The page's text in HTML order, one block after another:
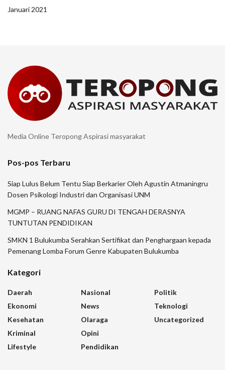
Januari 2021
Media Online Teropong Aspirasi masyarakat
Pos-pos Terbaru
Siap Lulus Belum Tentu Siap Berkarier Oleh Agustin Atmaningru
Dosen Psikologi Industri dan Organisasi UNM
MGMP – RUANG NAFAS GURU DI TENGAH DERASNYA
TUNTUTAN PENDIDIKAN
SMKN 1 Bulukumba Serahkan Sertifikat dan Penghargaan kepada
Pemenang Lomba Forum Genre Kabupaten Bulukumba
Kategori
Daerah
Ekonomi
Kesehatan
Kriminal
Lifestyle
Nasional
News
Olaraga
Opini
Pendidikan
Politik
Teknologi
Uncategorized